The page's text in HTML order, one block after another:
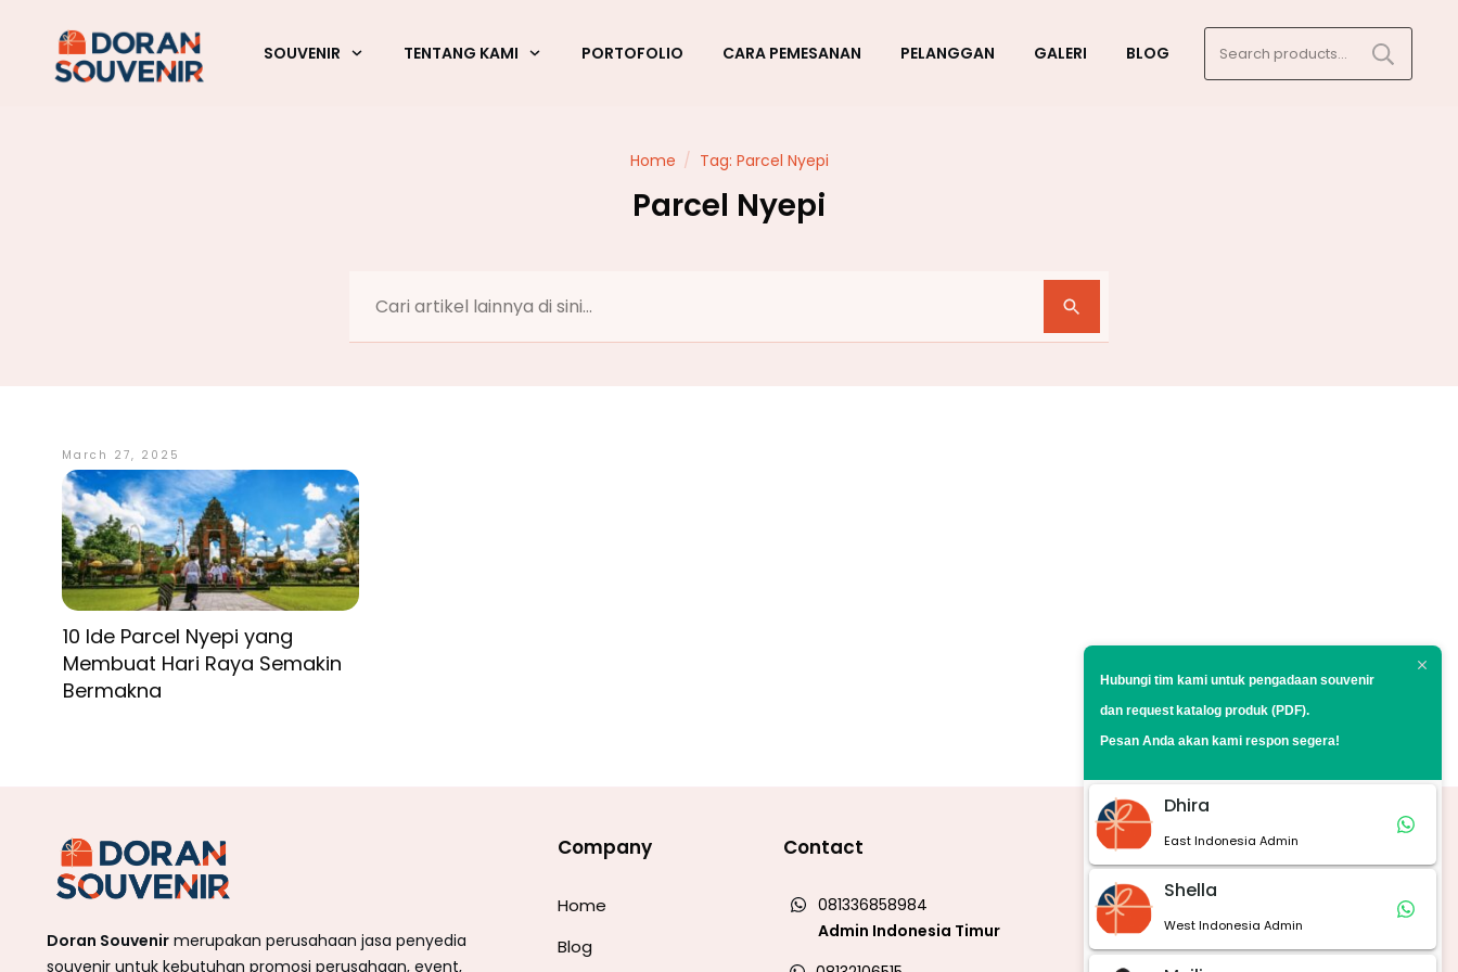
SOUVENIR TENTANG KAMI PORTOFOLIO CARA PEMESANAN PELANGGAN GALERI BLOG
for:
Home / Tag: Parcel Nyepi
Parcel Nyepi
March 27, 2025
10 Ide Parcel Nyepi yang
Membuat Hari Raya Semakin
Bermakna
Doran Souvenir merupakan perusahaan jasa penyedia
souvenir untuk kebutuhan promosi perusahaan, event,
Company
Home
Blog
Contact
081336858984
Admin Indonesia Timur
Marketplace
Hubungi tim kami untuk pengadaan souvenir
dan requestkatalog produk (PDF).
Pesan Anda akan kami respon segera!
Dhira
East Indonesia Admin
Shella
West Indonesia Admin